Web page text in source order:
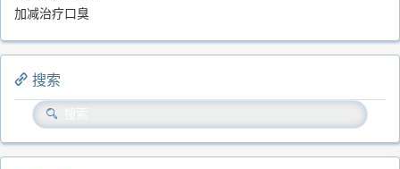
加减治疗口臭
搜索